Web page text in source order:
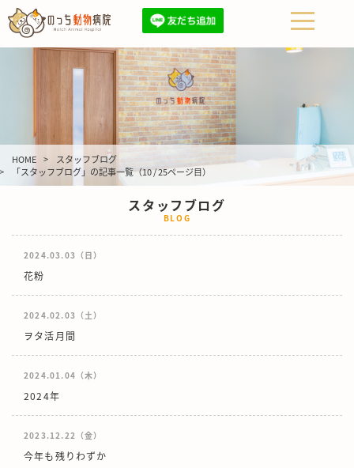
HOME
スタッフブログ
「スタッフブログ」の記事一覧（10 / 25ページ目）
スタッフブログ
BLOG
2024.03.03（日）
花粉
2024.02.03（土）
ヲタ活月間
2024.01.04（木）
2024年
2023.12.22（金）
今年も残りわずか